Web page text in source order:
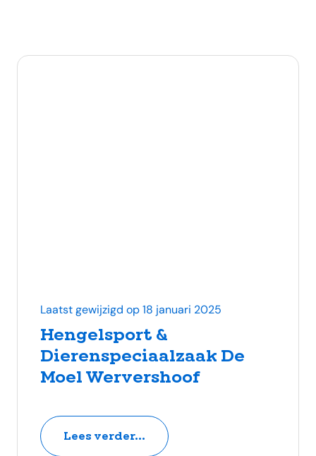
Hengelsport &
Dierenspeciaalzaak De
Moel Wervershoof
Laatst gewijzigd op 18 januari 2025
Lees verder...